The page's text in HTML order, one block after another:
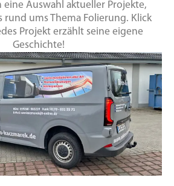
Auswahl aktueller Projekte,
rund ums Thema Folierung. Klick
Projekt erzählt seine eigene
Geschichte!